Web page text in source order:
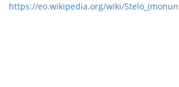
https://eo.wikipedia.org/wiki/